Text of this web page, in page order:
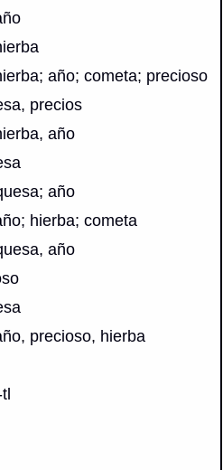
año; cometa; precioso
precios
año
año
hierba; cometa
año
precioso, hierba